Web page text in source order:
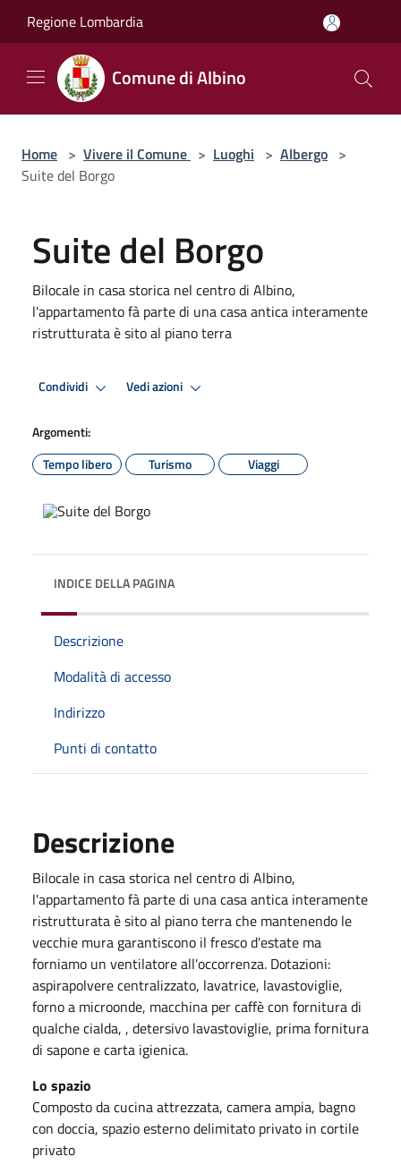
Regione Lombardia
Comune di Albino
Home > Vivere il Comune > Luoghi > Albergo >
Suite del Borgo
Suite del Borgo
Bilocale in casa storica nel centro di Albino,
l'appartamento fà parte di una casa antica interamente
ristrutturata è sito al piano terra
Condividi Vedi azioni
Argomenti:
Tempo libero
Turismo Viaggi
INDICE DELLA PAGINA
Descrizione
Modalità di accesso
Indirizzo
Punti di contatto
Descrizione
Bilocale in casa storica nel centro di Albino,
l'appartamento fà parte di una casa antica interamente
ristrutturata è sito al piano terra che mantenendo le
vecchie mura garantiscono il fresco d'estate ma
forniamo un ventilatore all'occorrenza. Dotazioni:
aspirapolvere centralizzato, lavatrice, lavastoviglie,
forno a microonde, macchina per caffè con fornitura di
qualche cialda, , detersivo lavastoviglie, prima fornitura
di sapone e carta igienica.
Lo spazio
Composto da cucina attrezzata, camera ampia, bagno
con doccia, spazio esterno delimitato privato in cortile
privato